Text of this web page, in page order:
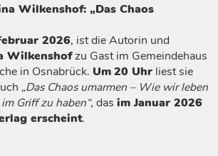
Wilkenshof: „Das Chaos
2026, ist die Autorin und
Wilkenshofzu Gast im Gemeindehaus
in Osnabrück. Um20 Uhr liest sie
„Das Chaos umarmen – Wie wir leben
Griff zu haben“, das im Januar 2026
erscheint.